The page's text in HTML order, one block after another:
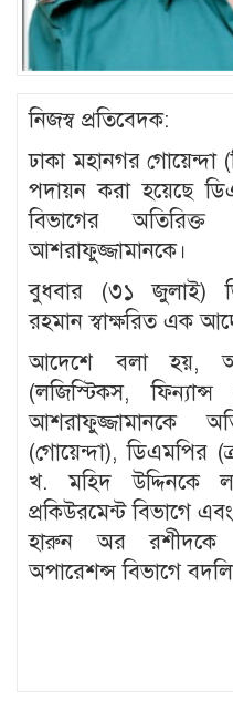
নিজস্ব প্রতিবেদক:
ঢাকা মহানগর গোয়েন্দা
পদায়ন করা হয়েছে
বিভাগের
আশরাফুজ্জামানকে।
বুধবার (৩১ জুলাই)
রহমান স্বাক্ষরিত এক
আদেশে বলা হয়,
(লজিস্টিকস,
আশরাফুজ্জামানকে
(গোয়েন্দা), ডিএমপির
খ. মহিদ উদ্দিনকে
প্রকিউরমেন্ট বিভাগে
হারুন অর রশীদকে
অপারেশন্স বিভাগে